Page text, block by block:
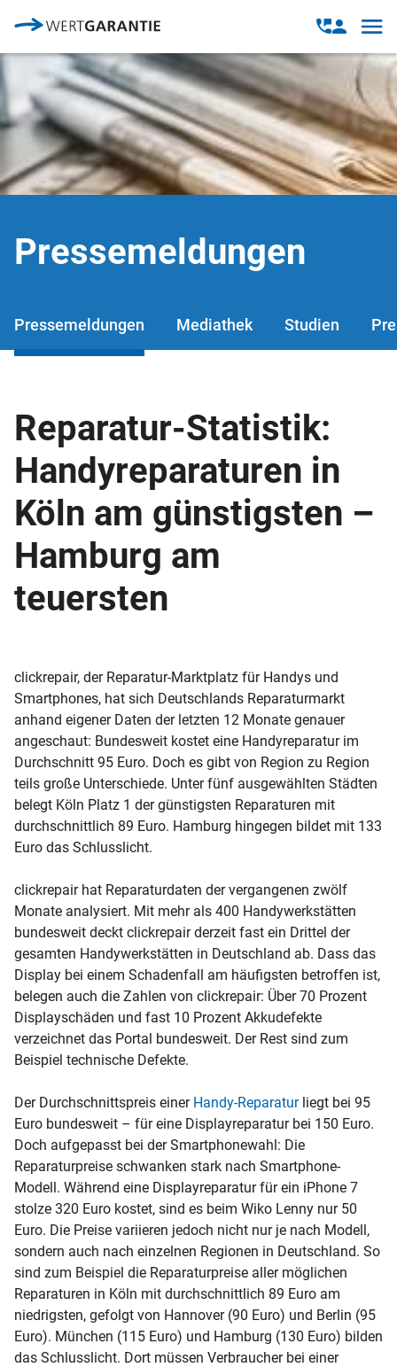
Open
modal
Open
Pressemeldungen
Pressemeldungen Mediathek Studien
Reparatur-Statistik:
Handyreparaturen in
Köln am günstigsten –
Hamburg am
teuersten
clickrepair, der Reparatur-Marktplatz für Handys und
Smartphones, hat sich Deutschlands Reparaturmarkt
anhand eigener Daten der letzten 12 Monate genauer
angeschaut: Bundesweit kostet eine Handyreparatur im
Durchschnitt 95 Euro. Doch es gibt von Region zu Region
teils große Unterschiede. Unter fünf ausgewählten Städten
belegt Köln Platz 1 der günstigsten Reparaturen mit
durchschnittlich 89 Euro. Hamburg hingegen bildet mit 133
Euro das Schlusslicht.
clickrepair hat Reparaturdaten der vergangenen zwölf
Monate analysiert. Mit mehr als 400 Handywerkstätten
bundesweit deckt clickrepair derzeit fast ein Drittel der
gesamten Handywerkstätten in Deutschland ab. Dass das
Display bei einem Schadenfall am häufigsten betroffen ist,
belegen auch die Zahlen von clickrepair: Über 70 Prozent
Displayschäden und fast 10 Prozent Akkudefekte
verzeichnet das Portal bundesweit. Der Rest sind zum
Beispiel technische Defekte.
Der Durchschnittspreis einer Handy-Reparaturliegt bei 95
Euro bundesweit – für eine Displayreparatur bei 150 Euro.
Doch aufgepasst bei der Smartphonewahl: Die
Reparaturpreise schwanken stark nach Smartphone-
Modell. Während eine Displayreparatur für ein iPhone 7
stolze 320 Euro kostet, sind es beim Wiko Lenny nur 50
Euro. Die Preise variieren jedoch nicht nur je nach Modell,
sondern auch nach einzelnen Regionen in Deutschland. So
sind zum Beispiel die Reparaturpreise aller möglichen
Reparaturen in Köln mit durchschnittlich 89 Euro am
niedrigsten, gefolgt von Hannover (90 Euro) und Berlin (95
Euro). München (115 Euro) und Hamburg (130 Euro) bilden
das Schlusslicht. Dort müssen Verbraucher bei einer